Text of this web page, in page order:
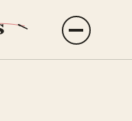
Ouvrir
le